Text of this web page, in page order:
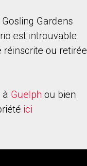
Gardens
est introuvable.
réinscrite ou retirée
à Guelph ou bien
ici